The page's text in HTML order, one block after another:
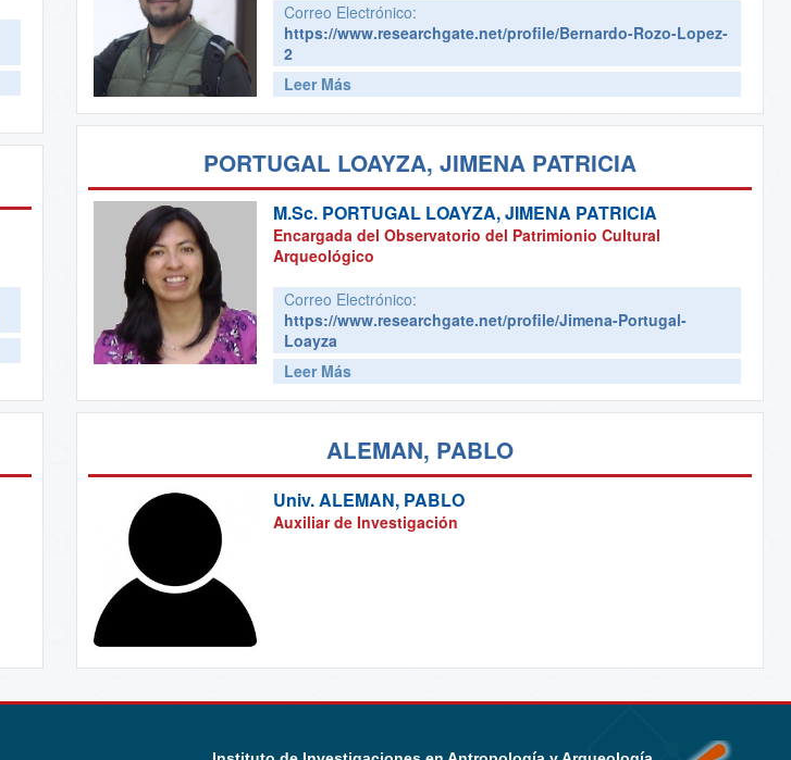
Correo Electrónico:
https://www.researchgate.net/profile/Bernardo-Rozo-Lopez-
2
Leer Más
PORTUGAL LOAYZA, JIMENA PATRICIA
M.Sc. PORTUGAL LOAYZA, JIMENA PATRICIA
Encargada del Observatorio del Patrimionio Cultural
Arqueológico
Correo Electrónico:
https://www.researchgate.net/profile/Jimena-Portugal-
Loayza
Leer Más
ALEMAN, PABLO
Univ.ALEMAN, PABLO
Auxiliar de Investigación